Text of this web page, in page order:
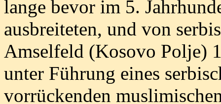
lange bevor im 5.
ausbreiteten, und von
Amselfeld (Kosovo Polje)
unter Führung eines
vorrückenden